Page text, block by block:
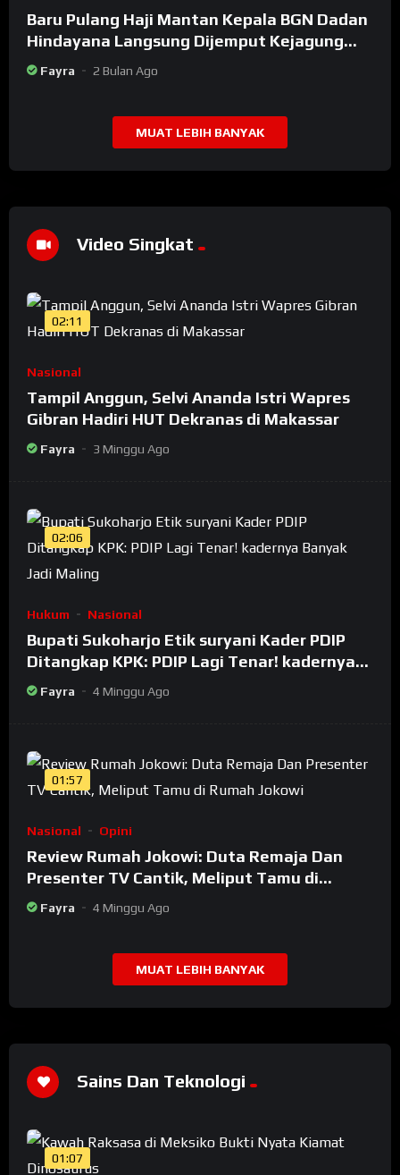
Baru Pulang Haji Mantan Kepala BGN Dadan
Hindayana Langsung Dijemput Kejagung
Setelah Dicopot Prabowo
Fayra 2 Bulan Ago
MUAT LEBIH BANYAK
Video Singkat
02:11
Nasional
Tampil Anggun, Selvi Ananda Istri Wapres
Gibran Hadiri HUT Dekranas di Makassar
Fayra 3 Minggu Ago
02:06
Hukum Nasional
Bupati Sukoharjo Etik suryani Kader PDIP
Ditangkap KPK: PDIP Lagi Tenar! kadernya
Banyak Jadi Maling
Fayra 4 Minggu Ago
01:57
Nasional Opini
Review Rumah Jokowi: Duta Remaja Dan
Presenter TV Cantik, Meliput Tamu di
Rumah Jokowi
Fayra 4 Minggu Ago
MUAT LEBIH BANYAK
Sains Dan Teknologi
01:07